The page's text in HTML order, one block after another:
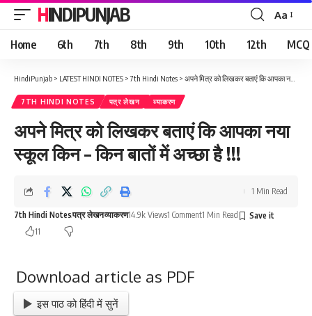
HINDIPUNJAB
Font
Resizer
Aa
Home 6th 7th 8th 9th 10th 12th MCQ
HindiPunjab > LATEST HINDI NOTES >7th Hindi Notes > अपने मित्र को लिखकर बताएं कि आपका नया स्कूल किन – किन बातों में अच्छा है !!!
7TH HINDI NOTES पत्र लेखन व्याकरण
अपने मित्र को लिखकर बताएं कि आपका नया
स्कूल किन – किन बातों में अच्छा है !!!
7th Hindi Notesपत्र लेखनव्याकरण14.9k Views1 Comment1 Min Read
11
1 Min Read
Download article as PDF
इस पाठ को हिंदी में सुनें